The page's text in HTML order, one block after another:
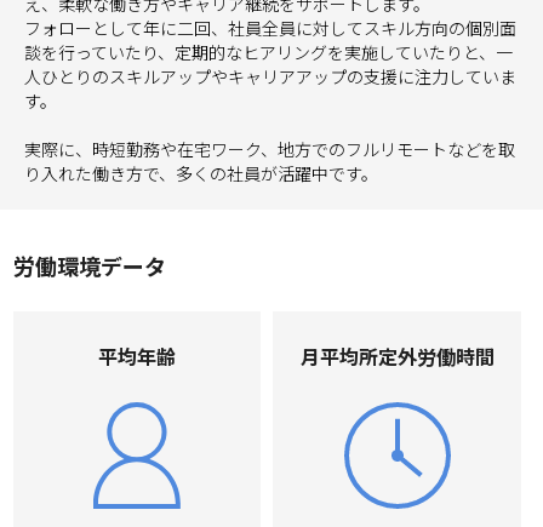
フォローとして年に二回、社員全員に対してスキル方向の個別面
談を行っていたり、定期的なヒアリングを実施していたりと、一
人ひとりのスキルアップやキャリアアップの支援に注力していま
す。
実際に、時短勤務や在宅ワーク、地方でのフルリモートなどを取
り入れた働き方で、多くの社員が活躍中です。
労働環境データ
平均年齢 ⽉平均所定外労働時間